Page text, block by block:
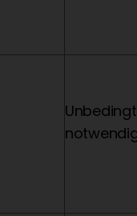
Unbedingt